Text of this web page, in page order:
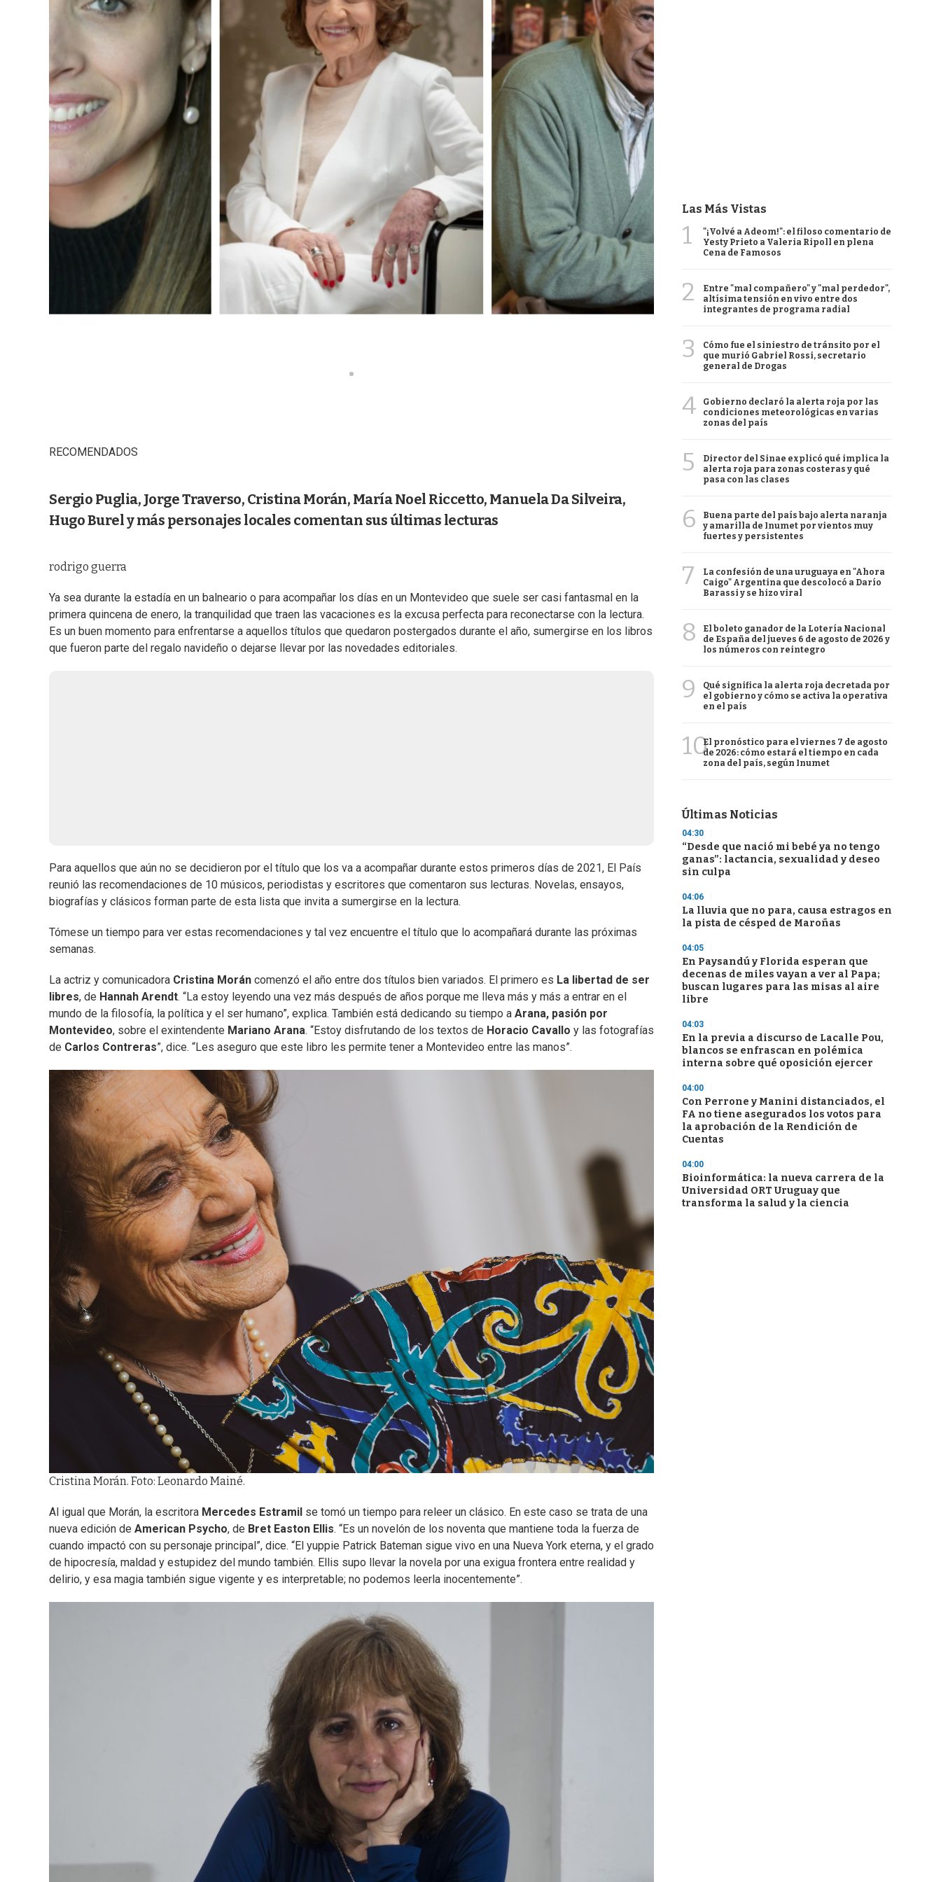
RECOMENDADOS
Sergio Puglia, Jorge Traverso, Cristina Morán, María Noel Riccetto, Manuela Da Silveira,
Hugo Burel y más personajes locales comentan sus últimas lecturas
rodrigo guerra
Ya sea durante la estadía en un balneario o para acompañar los días en un Montevideo que suele ser casi fantasmal en la
primera quincena de enero, la tranquilidad que traen las vacaciones es la excusa perfecta para reconectarse con la lectura.
Es un buen momento para enfrentarse a aquellos títulos que quedaron postergados durante el año, sumergirse en los libros
que fueron parte del regalo navideño o dejarse llevar por las novedades editoriales.
Para aquellos que aún no se decidieron por el título que los va a acompañar durante estos primeros días de 2021, El País
reunió las recomendaciones de 10 músicos, periodistas y escritores que comentaron sus lecturas. Novelas, ensayos,
biografías y clásicos forman parte de esta lista que invita a sumergirse en la lectura.
Tómese un tiempo para ver estas recomendaciones y tal vez encuentre el título que lo acompañará durante las próximas
semanas.
La actriz y comunicadora Cristina Morán comenzó el año entre dos títulos bien variados. El primero es La libertad de ser
libres, de Hannah Arendt. “La estoy leyendo una vez más después de años porque me lleva más y más a entrar en el
mundo de la filosofía, la política y el ser humano”, explica. También está dedicando su tiempo a Arana, pasión por
Montevideo, sobre el exintendente Mariano Arana. “Estoy disfrutando de los textos de Horacio Cavallo y las fotografías
de Carlos Contreras”, dice. “Les aseguro que este libro les permite tener a Montevideo entre las manos”.
Cristina Morán. Foto: Leonardo Mainé.
Al igual que Morán, la escritora Mercedes Estramil se tomó un tiempo para releer un clásico. En este caso se trata de una
nueva edición de American Psycho, de Bret Easton Ellis. “Es un novelón de los noventa que mantiene toda la fuerza de
cuando impactó con su personaje principal”, dice. “El yuppie Patrick Bateman sigue vivo en una Nueva York eterna, y el grado
de hipocresía, maldad y estupidez del mundo también. Ellis supo llevar la novela por una exigua frontera entre realidad y
delirio, y esa magia también sigue vigente y es interpretable; no podemos leerla inocentemente”.
Las Más Vistas
1
"¡Volvé a Adeom!": el filoso comentario de
Yesty Prieto a Valeria Ripoll en plena
Cena de Famosos
2
Entre "mal compañero" y "mal perdedor",
altísima tensión en vivo entre dos
integrantes de programa radial
3
Cómo fue el siniestro de tránsito por el
que murió Gabriel Rossi, secretario
general de Drogas
4
Gobierno declaró la alerta roja por las
condiciones meteorológicas en varias
zonas del país
5
Director del Sinae explicó qué implica la
alerta roja para zonas costeras y qué
pasa con las clases
6
Buena parte del país bajo alerta naranja
y amarilla de Inumet por vientos muy
fuertes y persistentes
7
La confesión de una uruguaya en "Ahora
Caigo" Argentina que descolocó a Darío
Barassi y se hizo viral
8
El boleto ganador de la Lotería Nacional
de España del jueves 6 de agosto de 2026 y
los números con reintegro
9
Qué significa la alerta roja decretada por
el gobierno y cómo se activa la operativa
en el país
10El pronóstico para el viernes 7 de agosto
de 2026: cómo estará el tiempo en cada
zona del país, según Inumet
Últimas Noticias
04:30
“Desde que nació mi bebé ya no tengo
ganas”: lactancia, sexualidad y deseo
sin culpa
04:06
La lluvia que no para, causa estragos en
la pista de césped de Maroñas
04:05
En Paysandú y Florida esperan que
decenas de miles vayan a ver al Papa;
buscan lugares para las misas al aire
libre
04:03
En la previa a discurso de Lacalle Pou,
blancos se enfrascan en polémica
interna sobre qué oposición ejercer
04:00
Con Perrone y Manini distanciados, el
FA no tiene asegurados los votos para
la aprobación de la Rendición de
Cuentas
04:00
Bioinformática: la nueva carrera de la
Universidad ORT Uruguay que
transforma la salud y la ciencia